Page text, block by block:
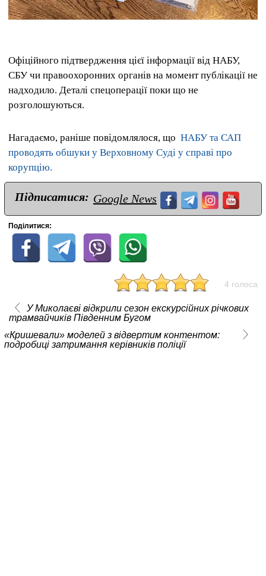
Офіційного підтвердження цієї інформації від НАБУ,
СБУ чи правоохоронних органів на момент публікації не
надходило. Деталі спецоперації поки що не
розголошуються.
Нагадаємо, раніше повідомлялося, що НАБУ та САП
проводять обшуки у Верховному Суді у справі про
корупцію.
Підписатися: Google News
Поділитися:
4 голоса
У Миколаєві відкрили сезон екскурсійних річкових
трамвайчиків Південним Бугом
«Кришевали» моделей з відвертим контентом:
подробиці затримання керівників поліції